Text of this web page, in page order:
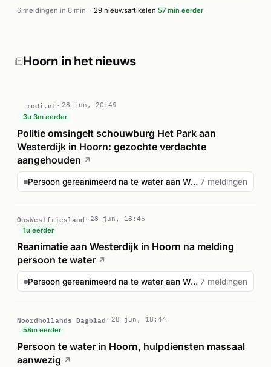
meerdere gewonden bij het ongeval. Volgens diverse
getuigen werden gezocht voor verdere informatie over de
6 meldingen in 6 min · 29 nieuwsartikelen 57 min eerder
Hoorn in het nieuws
rodi.nl
28 jun, 20:49
3u 3m eerder
Politie omsingelt schouwburg Het Park aan
Westerdijk in Hoorn: gezochte verdachte
aangehouden ↗
Persoon gereanimeerd na te water aan Westerdijk Hoorn 7 meldingen
OnsWestfriesland
28 jun, 18:46
1u eerder
Reanimatie aan Westerdijk in Hoorn na melding
persoon te water ↗
Persoon gereanimeerd na te water aan Westerdijk Hoorn 7 meldingen
Noordhollands Dagblad
28 jun, 18:44
58m eerder
Persoon te water in Hoorn, hulpdiensten massaal
aanwezig ↗